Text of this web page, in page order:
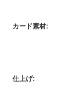
カード素材:
仕上げ: